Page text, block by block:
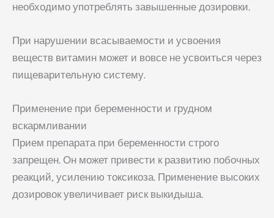
необходимо употреблять завышенные дозировки.
При нарушении всасываемости и усвоения
веществ витамин может и вовсе не усвоиться через
пищеварительную систему.
Применение при беременности и грудном
вскармливании
Прием препарата при беременности строго
запрещен. Он может привести к развитию побочных
реакций, усилению токсикоза. Применение высоких
дозировок увеличивает риск выкидыша.